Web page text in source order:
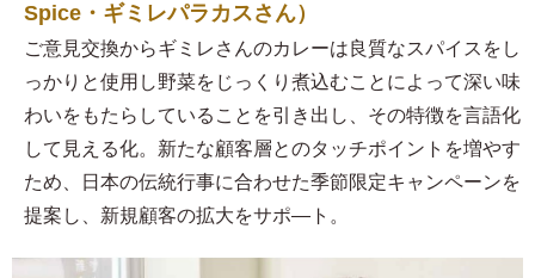
Spice・ギミレパラカスさん）
ご意見交換からギミレさんのカレーは良質なスパイスをし
っかりと使用し野菜をじっくり煮込むことによって深い味
わいをもたらしていることを引き出し、その特徴を言語化
して見える化。新たな顧客層とのタッチポイントを増やす
ため、日本の伝統行事に合わせた季節限定キャンペーンを
提案し、新規顧客の拡大をサポ―ト。